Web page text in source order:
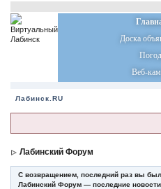
Доска
Веб-
Лабинск.RU
Лабинский Форум
С возвращением, последний раз вы
Лабинский Форум — последние